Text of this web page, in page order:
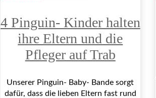
4 Pinguin- Kinder halten
ihre Eltern und die
Pfleger auf Trab
Unserer Pinguin- Baby- Bande sorgt
dafür, dass die lieben Eltern fast rund